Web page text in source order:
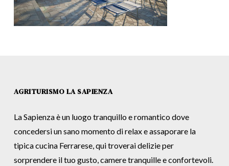
AGRITURISMO LA SAPIENZA
La Sapienza è un luogo tranquillo e romantico dove
concedersi un sano momento di relax e assaporare la
tipica cucina Ferrarese, qui troverai delizie per
sorprendere il tuo gusto, camere tranquille e confortevoli.